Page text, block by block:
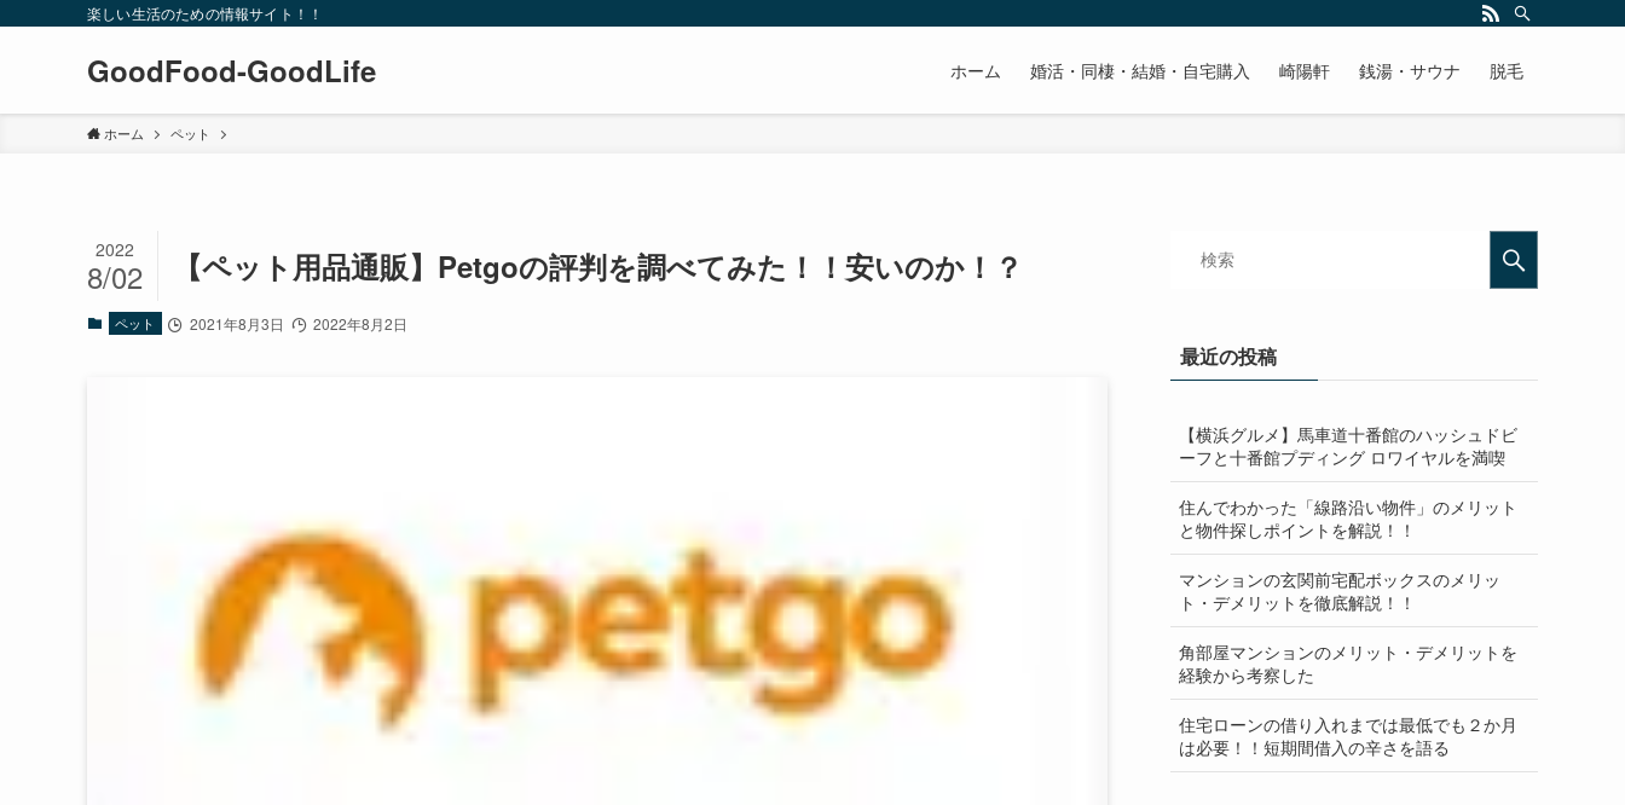
楽しい生活のための情報サイト！！
GoodFood-GoodLife ホーム 婚活・同棲・結婚・自宅購入 崎陽軒 銭湯・サウナ 脱毛
ホーム ペット
【ペット用品通販】Petgoの評判を調べてみた！！安いのか！？
2022
8/02
ペット 2021年8月3日 2022年8月2日
最近の投稿
【横浜グルメ】馬車道十番館のハッシュドビ
ーフと十番館プディング ロワイヤルを満喫
住んでわかった「線路沿い物件」のメリット
と物件探しポイントを解説！！
マンションの玄関前宅配ボックスのメリッ
ト・デメリットを徹底解説！！
角部屋マンションのメリット・デメリットを
経験から考察した
住宅ローンの借り入れまでは最低でも２か月
は必要！！短期間借入の辛さを語る